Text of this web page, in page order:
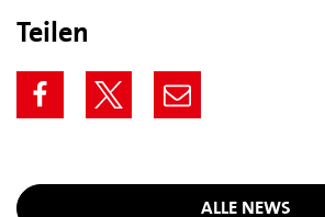
Teilen
ALLE NEWS